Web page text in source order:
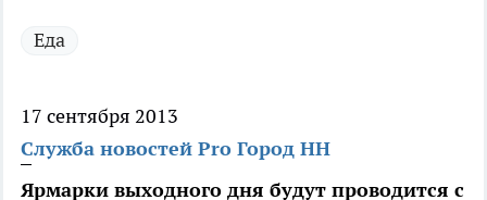
Еда
17 сентября 2013
Служба новостей Pro Город НН
Ярмарки выходного дня будут проводится с